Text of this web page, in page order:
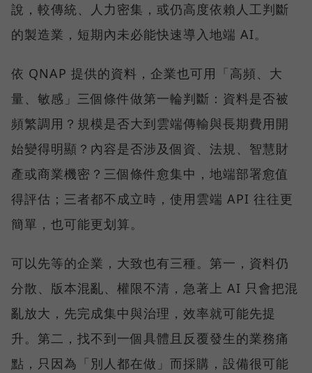
說，較傳統、人力密集，或仍高度依賴人工判斷
的製造業，短期內未必能快速導入地端 AI。
依 QNAP 提供的資料，企業也可用「高頻、大
量、敏感」三個條件做第一輪判斷：資料是否被
頻繁調用？規模是否大到雲端傳輸與長期費用開
始變得明顯？內容是否涉及個資、法規、智慧財
產或商業機密？三個條件愈集中，地端部署愈值
得評估；三者都不成立時，使用雲端 API 往往更
簡單，也可能更划算。
可以先等的企業，大致也有三種。第一，資料仍
分散、版本混亂、權限不清，急著上 AI 只會把混
亂放大，先完成集中與治理，效率就可能先提
升。第二，找不到一個具體且反覆發生的業務痛
點，只因為「別人都在做」而採購，設備很可能